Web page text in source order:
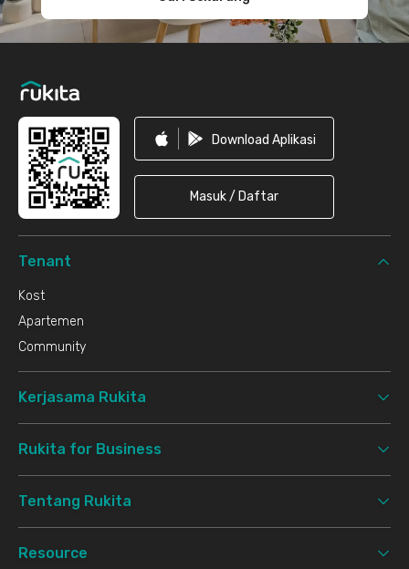
Download Aplikasi
Masuk / Daftar
Tenant
Kost
Apartemen
Community
Kerjasama Rukita
Rukita for Business
Tentang Rukita
Resource